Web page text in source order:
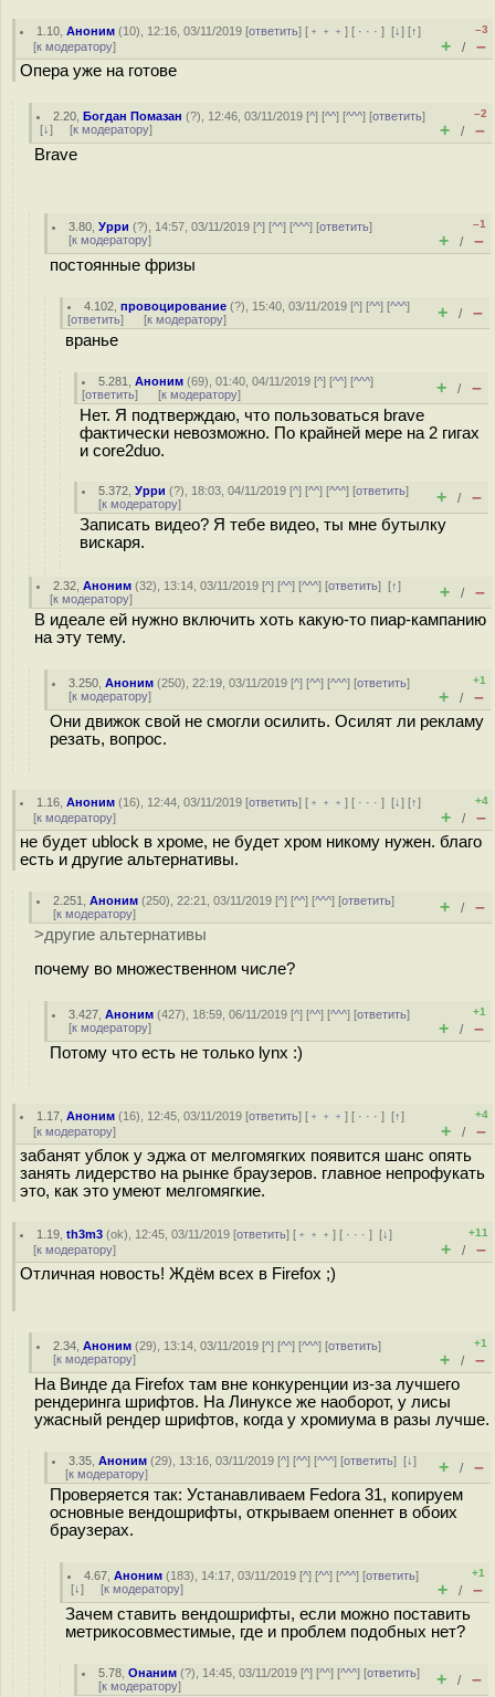
1.10 ,Аноним (10), 12:16, 03/11/2019 [ответить] [ ﹢﹢﹢] [ · · ·][↓] [↑]
[к модератору]
–3
+ / –
Опера уже на готове
2.20 ,Богдан Помазан (?), 12:46, 03/11/2019 [^] [^^] [^^^] [ответить]
[↓] [к модератору]
–2
+ / –
Brave
3.80 ,Урри (?), 14:57, 03/11/2019 [^] [^^] [^^^] [ответить]
[к модератору]
–1
+ / –
постоянные фризы
4.102 ,провоцирование (?), 15:40, 03/11/2019 [^] [^^] [^^^]
[ответить] [к модератору] + / –
вранье
5.281 ,Аноним (69), 01:40, 04/11/2019 [^] [^^] [^^^]
[ответить] [к модератору] + / –
Нет. Я подтверждаю, что пользоваться brave
фактически невозможно. По крайней мере на 2 гигах
и core2duo.
5.372 ,Урри (?), 18:03, 04/11/2019 [^] [^^] [^^^] [ответить]
[к модератору] + / –
Записать видео? Я тебе видео, ты мне бутылку
вискаря.
2.32 ,Аноним (32), 13:14, 03/11/2019 [^] [^^] [^^^] [ответить][↑]
[к модератору] + / –
В идеале ей нужно включить хоть какую-то пиар-кампанию
на эту тему.
3.250 ,Аноним (250), 22:19, 03/11/2019 [^] [^^] [^^^] [ответить]
[к модератору]
+1
+ / –
Они движок свой не смогли осилить. Осилят ли рекламу
резать, вопрос.
1.16 ,Аноним (16), 12:44, 03/11/2019 [ответить] [ ﹢﹢﹢] [ · · ·][↓] [↑]
[к модератору]
+4
+ / –
не будет ublock в хроме, не будет хром никому нужен. благо
есть и другие альтернативы.
2.251 ,Аноним (250), 22:21, 03/11/2019 [^] [^^] [^^^] [ответить]
[к модератору] + / –
>другие альтернативы
почему во множественном числе?
3.427 ,Аноним (427), 18:59, 06/11/2019 [^] [^^] [^^^] [ответить]
[к модератору]
+1
+ / –
Потому что есть не только lynx :)
1.17 ,Аноним (16), 12:45, 03/11/2019 [ответить] [ ﹢﹢﹢] [ · · ·][↑]
[к модератору]
+4
+ / –
забанят ублок у эджа от мелгомягких появится шанс опять
занять лидерство на рынке браузеров. главное непрофукать
это, как это умеют мелгомягкие.
1.19 ,th3m3 (ok), 12:45, 03/11/2019 [ответить] [ ﹢﹢﹢] [ · · ·][↓]
[к модератору]
+11
+ / –
Отличная новость! Ждём всех в Firefox ;)
2.34 ,Аноним (29), 13:14, 03/11/2019 [^] [^^] [^^^] [ответить]
[к модератору]
+1
+ / –
На Винде да Firefox там вне конкуренции из-за лучшего
рендеринга шрифтов. На Линуксе же наоборот, у лисы
ужасный рендер шрифтов, когда у хромиума в разы лучше.
3.35 ,Аноним (29), 13:16, 03/11/2019 [^] [^^] [^^^] [ответить][↓]
[к модератору] + / –
Проверяется так: Устанавливаем Fedora 31, копируем
основные вендошрифты, открываем опеннет в обоих
браузерах.
4.67 ,Аноним (183), 14:17, 03/11/2019 [^] [^^] [^^^] [ответить]
[↓] [к модератору]
+1
+ / –
Зачем ставить вендошрифты, если можно поставить
метрикосовместимые, где и проблем подобных нет?
5.78 ,Онаним (?), 14:45, 03/11/2019 [^] [^^] [^^^] [ответить]
[к модератору] + / –